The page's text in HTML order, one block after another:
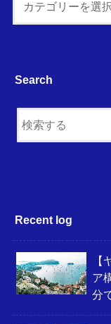
Search
Recent log
ア
分